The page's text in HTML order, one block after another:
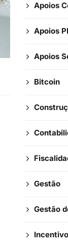
Apoios
Apoios
Apoios
Bitcoin
Gestão
Gestão